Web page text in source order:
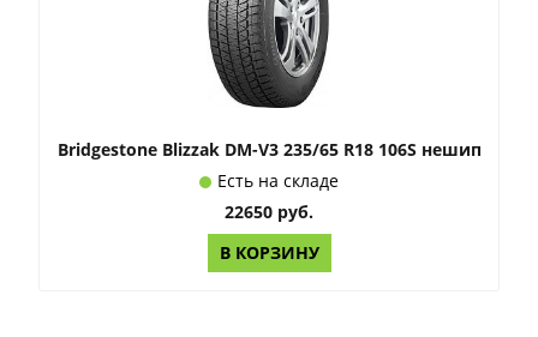
Bridgestone Blizzak DM-V3 235/65 R18 106S нешип
Есть на складе
22650 руб.
В КОРЗИНУ